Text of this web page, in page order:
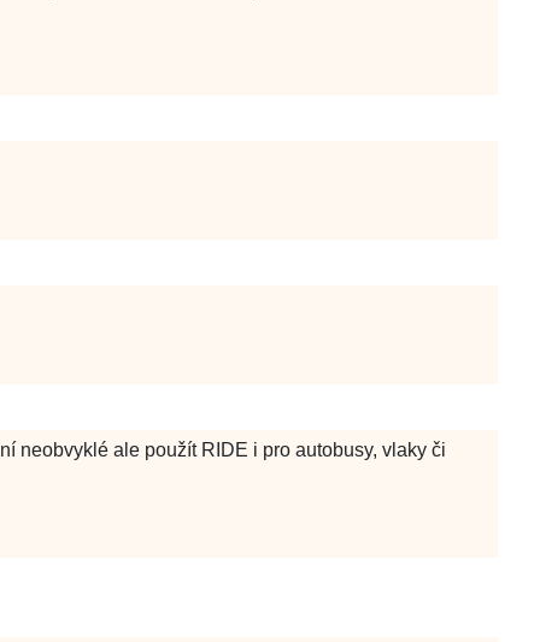
neobvyklé ale použít RIDE i pro autobusy, vlaky či